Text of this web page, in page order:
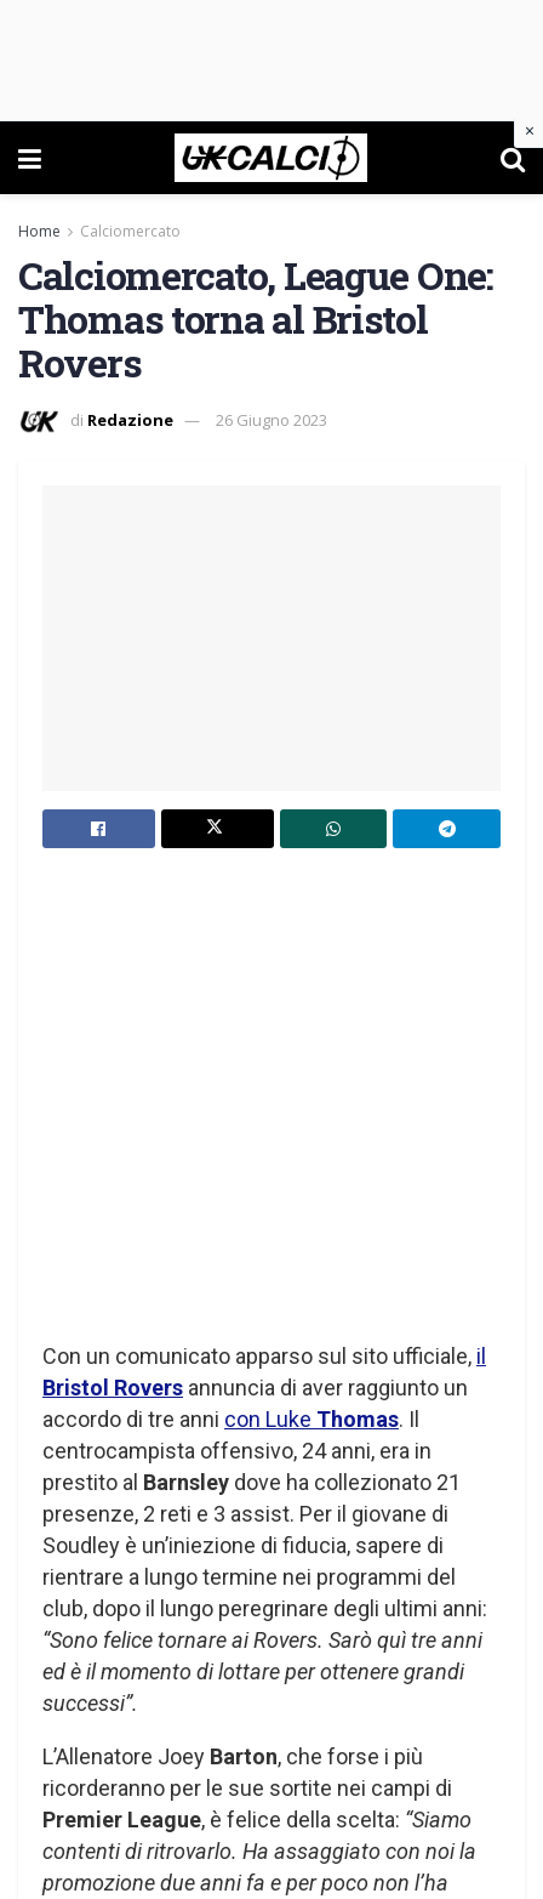
Home Calciomercato
Calciomercato, League One:
Thomas torna al Bristol
Rovers
di Redazione 26 Giugno 2023
Con un comunicato apparso sul sito ufficiale, il
Bristol Rovers annuncia di aver raggiunto un
accordo di tre anni con Luke Thomas. Il
centrocampista offensivo, 24 anni, era in
prestito al Barnsley dove ha collezionato 21
presenze, 2 reti e 3 assist. Per il giovane di
Soudley è un’iniezione di fiducia, sapere di
rientrare a lungo termine nei programmi del
club, dopo il lungo peregrinare degli ultimi anni:
“Sono felice tornare ai Rovers. Sarò quì tre anni
ed è il momento di lottare per ottenere grandi
successi”.
L’Allenatore Joey Barton, che forse i più
ricorderanno per le sue sortite nei campi di
Premier League, è felice della scelta: “Siamo
contenti di ritrovarlo. Ha assaggiato con noi la
promozione due anni fa e per poco non l’ha
×